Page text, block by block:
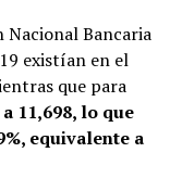
Nacional Bancaria
existían en el
que para
11,698, lo que
equivalente a